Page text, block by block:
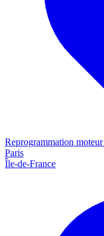
Reprogrammation moteur
Paris
Île-de-France